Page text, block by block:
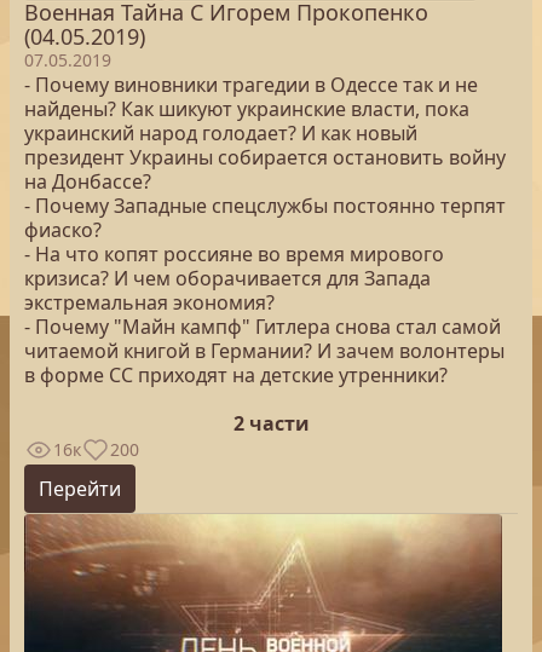
Военная Тайна С Игорем Прокопенко
(04.05.2019)
07.05.2019
- Почему виновники трагедии в Одессе так и не
найдены? Как шикуют украинские власти, пока
украинский народ голодает? И как новый
президент Украины собирается остановить войну
на Донбассе?
- Почему Западные спецслужбы постоянно терпят
фиаско?
- На что копят россияне во время мирового
кризиса? И чем оборачивается для Запада
экстремальная экономия?
- Почему "Майн кампф" Гитлера снова стал самой
читаемой книгой в Германии? И зачем волонтеры
в форме СС приходят на детские утренники?
2 части
16к 200
Перейти